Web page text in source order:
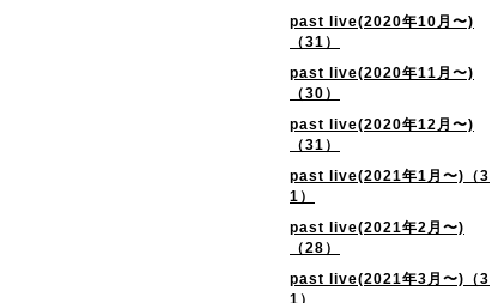
past live(2020年10月〜)
（31）
past live(2020年11月〜)
（30）
past live(2020年12月〜)
（31）
past live(2021年1月〜)（3
1）
past live(2021年2月〜)
（28）
past live(2021年3月〜)（3
1）